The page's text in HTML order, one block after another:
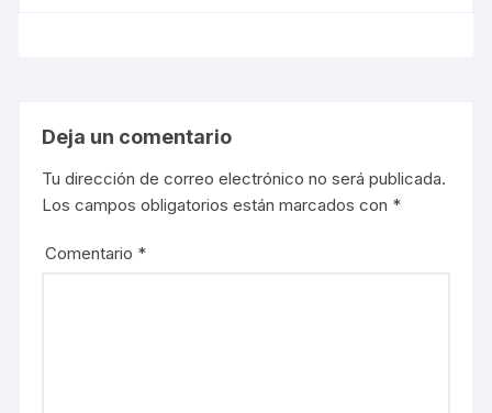
Deja un comentario
Tu dirección de correo electrónico no será publicada.
Los campos obligatorios están marcados con *
Comentario *